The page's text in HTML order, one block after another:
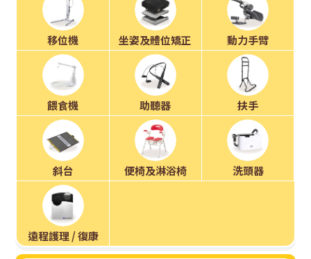
賃
統
移位機 坐姿及體位矯正 動力手臂
餵食機 助聽器 扶手
斜台 便椅及淋浴椅 洗頭器
遠程護理 / 復康